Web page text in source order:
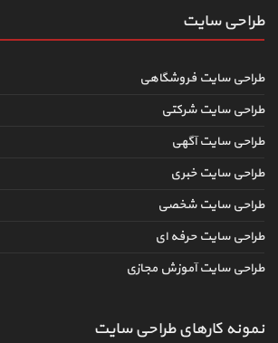
طراحی سایت
طراحی سایت فروشگاهی
طراحی سایت شرکتی
طراحی سایت آگهی
طراحی سایت خبری
طراحی سایت شخصی
طراحی سایت حرفه ای
طراحی سایت آموزش مجازی
نمونه کارهای طراحی سایت